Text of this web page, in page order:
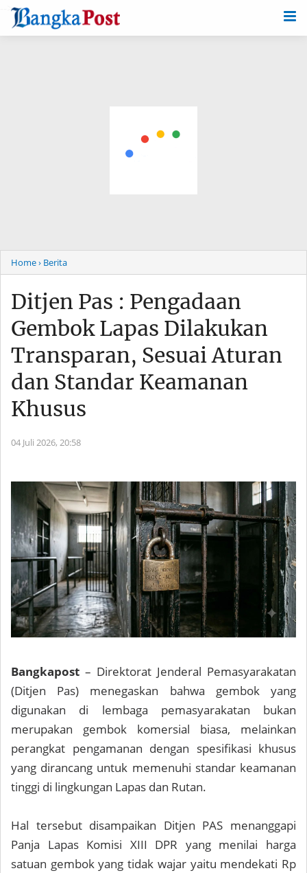
-->
Home› Berita
Ditjen Pas : Pengadaan
Gembok Lapas Dilakukan
Transparan, Sesuai Aturan
dan Standar Keamanan
Khusus
04 Juli 2026, 20:58
Bangkapost – Direktorat Jenderal Pemasyarakatan
(Ditjen Pas) menegaskan bahwa gembok yang
digunakan di lembaga pemasyarakatan bukan
merupakan gembok komersial biasa, melainkan
perangkat pengamanan dengan spesifikasi khusus
yang dirancang untuk memenuhi standar keamanan
tinggi di lingkungan Lapas dan Rutan.
Hal tersebut disampaikan Ditjen PAS menanggapi
Panja Lapas Komisi XIII DPR yang menilai harga
satuan gembok yang tidak wajar yaitu mendekati Rp